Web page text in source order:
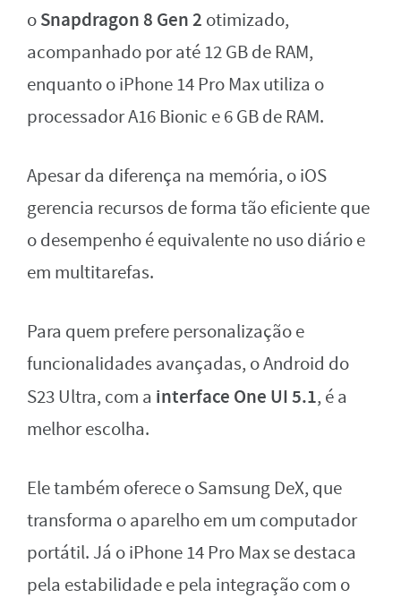
oSnapdragon 8 Gen 2 otimizado,
acompanhado por até 12 GB de RAM,
enquanto o iPhone 14 Pro Max utiliza o
processador A16 Bionic e 6 GB de RAM.
Apesar da diferença na memória, o iOS
gerencia recursos de forma tão eficiente que
o desempenho é equivalente no uso diário e
em multitarefas.
Para quem prefere personalização e
funcionalidades avançadas, o Android do
S23 Ultra, com a interface One UI 5.1, é a
melhor escolha.
Ele também oferece o Samsung DeX, que
transforma o aparelho em um computador
portátil. Já o iPhone 14 Pro Max se destaca
pela estabilidade e pela integração com o